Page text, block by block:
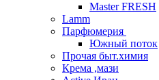
Master FRESH
Lamm
Парфюмерия
Южный поток
Прочая быт.химия
Крема ,мази